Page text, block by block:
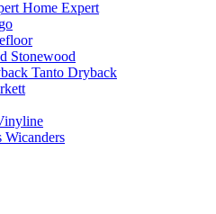
Home Expert
Stonewood
Tanto Dryback
Wicanders